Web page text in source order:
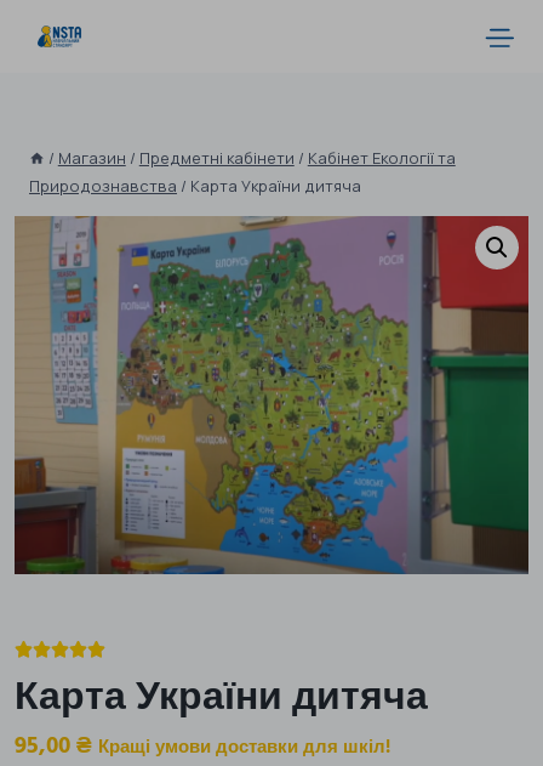
/ Магазин / Предметні кабінети / Кабінет Екології та
Природознавства / Карта України дитяча

Карта України дитяча
95,00₴ Кращі умови доставки для шкіл!